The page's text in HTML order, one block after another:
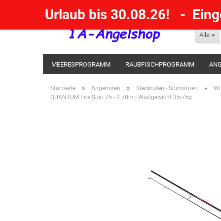
Alle
Urlaub bis 30.08.26! -
MEERESPROGRAMM RAUBFISCHPROGRAMM
KESCHER / SENKE / GAFF POSEN SBIRULINOS
Startseite » Angelruten » Steckruten - Spinnruten »
QUANTUM Fire Spin 75 - 2.70m - Wurfgewicht 35-75g